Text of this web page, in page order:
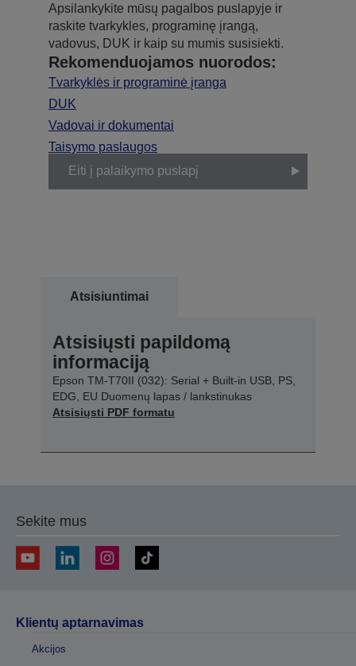
Apsilankykite mūsų pagalbos puslapyje ir
raskite tvarkykles, programinę įrangą,
vadovus, DUK ir kaip su mumis susisiekti.
Rekomenduojamos nuorodos:
Tvarkyklės ir programinė įranga
DUK
Vadovai ir dokumentai
Taisymo paslaugos
Eiti į palaikymo puslapį
Atsisiuntimai
Atsisiųsti papildomą
informaciją
Epson TM-T70II (032): Serial + Built-in USB, PS,
EDG, EU Duomenų lapas / lankstinukas
Atsisiųsti PDF formatu
Sekite mus
Klientų aptarnavimas
Akcijos